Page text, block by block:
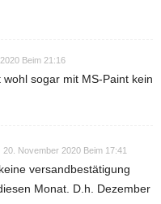
Beim 21:16
sogar mit MS-Paint kein
20. November 2020 Beim 17:41
versandbestätigung
Monat. D.h. Dezember